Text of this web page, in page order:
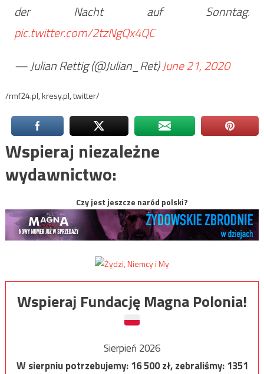
der Nacht auf Sonntag.
pic.twitter.com/2tzNgQx4QC
— Julian Rettig (@Julian_Ret)June 21, 2020
/rmf24.pl, kresy.pl, twitter/
Wspieraj niezależne
wydawnictwo:
Czy jest jeszcze naród polski?
Wspieraj Fundację Magna Polonia!
Sierpień 2026
W sierpniu potrzebujemy:16 500zł, zebraliśmy:1351